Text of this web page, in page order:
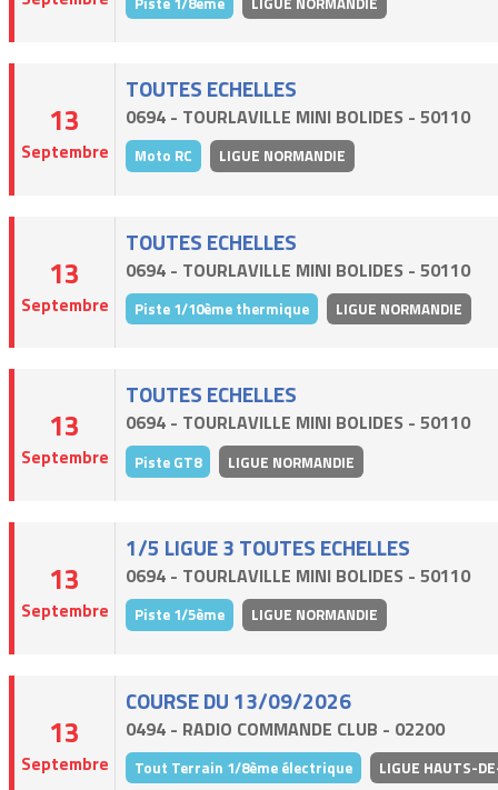
13
Septembre
TOUTES ECHELLES
0694 - TOURLAVILLE MINI BOLIDES - 50110
Moto RC LIGUE NORMANDIE
13
Septembre
TOUTES ECHELLES
0694 - TOURLAVILLE MINI BOLIDES - 50110
Piste 1/10ème thermique LIGUE NORMANDIE
13
Septembre
TOUTES ECHELLES
0694 - TOURLAVILLE MINI BOLIDES - 50110
Piste GT8 LIGUE NORMANDIE
13
Septembre
1/5 LIGUE 3 TOUTES ECHELLES
0694 - TOURLAVILLE MINI BOLIDES - 50110
Piste 1/5ème LIGUE NORMANDIE
13
Septembre
COURSE DU 13/09/2026
0494 - RADIO COMMANDE CLUB - 02200
Tout Terrain 1/8ème électrique LIGUE HAUTS-